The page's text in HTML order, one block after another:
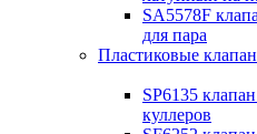
SA5578F
для пара
Пластиковые
SP6135
куллеров